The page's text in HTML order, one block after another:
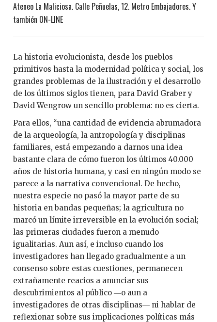
Ateneo La Maliciosa. Calle Peñuelas, 12. Metro Embajadores. Y
también ON-LINE
La historia evolucionista, desde los pueblos
primitivos hasta la modernidad política y social, los
grandes problemas de la ilustración y el desarrollo
de los últimos siglos tienen, para David Graber y
David Wengrow un sencillo problema: no es cierta.
Para ellos, “una cantidad de evidencia abrumadora
de la arqueología, la antropología y disciplinas
familiares, está empezando a darnos una idea
bastante clara de cómo fueron los últimos 40.000
años de historia humana, y casi en ningún modo se
parece a la narrativa convencional. De hecho,
nuestra especie no pasó la mayor parte de su
historia en bandas pequeñas; la agricultura no
marcó un límite irreversible en la evolución social;
las primeras ciudades fueron a menudo
igualitarias. Aun así, e incluso cuando los
investigadores han llegado gradualmente a un
consenso sobre estas cuestiones, permanecen
extrañamente reacios a anunciar sus
descubrimientos al público ―o aun a
investigadores de otras disciplinas― ni hablar de
reflexionar sobre sus implicaciones políticas más